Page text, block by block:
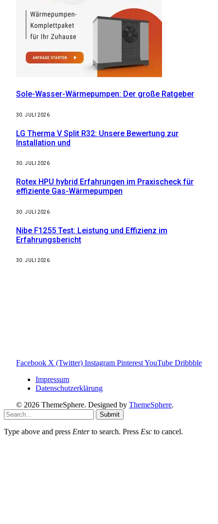
Sole-Wasser-Wärmepumpen: Der große Ratgeber
30. JULI 2026
LG Therma V Split R32: Unsere Bewertung zur
Installation und
30. JULI 2026
Rotex HPU hybrid Erfahrungen im Praxischeck für
effiziente Gas-Wärmepumpen
30. JULI 2026
Nibe F1255 Test: Leistung und Effizienz im
Erfahrungsbericht
30. JULI 2026
Facebook X (Twitter) Instagram PinterestYouTube Dribbble
Impressum
Datenschutzerklärung
© 2026 ThemeSphere. Designed by ThemeSphere.
Submit
Type above and press Enterto search. Press Esc to cancel.